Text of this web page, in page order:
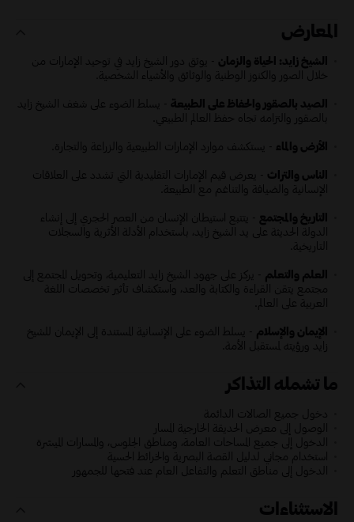
المعارض
الشيخ زايد: الحياة والزمان - يوثق دور الشيخ زايد في توحيد الإمارات من
خلال الصور والكنوز الوطنية والوثائق والأشياء الشخصية.
الصيد بالصقور والحفاظ على الطبيعة - يسلط الضوء على شغف الشيخ زايد
بالصقور والتزامه تجاه حفظ العالم الطبيعي.
الأرض والماء - يستكشف موارد الإمارات الطبيعية والزراعة والتجارة.
الناس والتراث - يعرض قيم الإمارات التقليدية التي تشدد على العلاقات
الإنسانية والضيافة والتناغم مع الطبيعة.
التاريخ والمجتمع
- يتتبع استيطان الإنسان من العصر الحجري إلى إنشاء
الدولة الحديثة على يد الشيخ زايد، باستخدام الأدلة الأثرية والسجلات
التاريخية.
العلم والتعلم - يركز على جهود الشيخ زايد التعليمية، وتحويل المجتمع إلى
مجتمع يتقن القراءة والكتابة والعد، واستكشاف تأثير تخصصات اللغة
العربية على العالم.
الإيمان والإسلام - يسلط الضوء على الإنسانية المستندة إلى الإيمان للشيخ
زايد ورؤيته لمستقبل الأمة.
ما تشمله التذاكر
دخول جميع الصالات الدائمة
الوصول إلى معرض الحديقة الخارجية المسار
الدخول إلى جميع المساحات العامة، ومناطق الجلوس، والمسارات الميسّرة
استخدام مجاني لدليل القصة البصرية والخرائط الحسية
الدخول إلى مناطق التعلم والتفاعل العام عند فتحها للجمهور
الاستثناءات